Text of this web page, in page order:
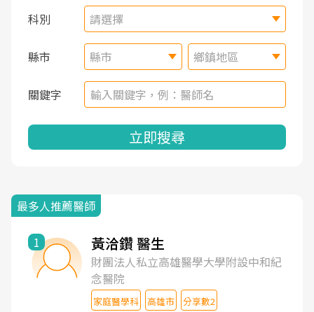
科別 請選擇
縣市 縣市 鄉鎮地區
關鍵字
立即搜尋
最多人推薦醫師
1 黃洽鑽 醫生
財團法人私立高雄醫學大學附設中和紀
念醫院
家庭醫學科 高雄市 分享數2